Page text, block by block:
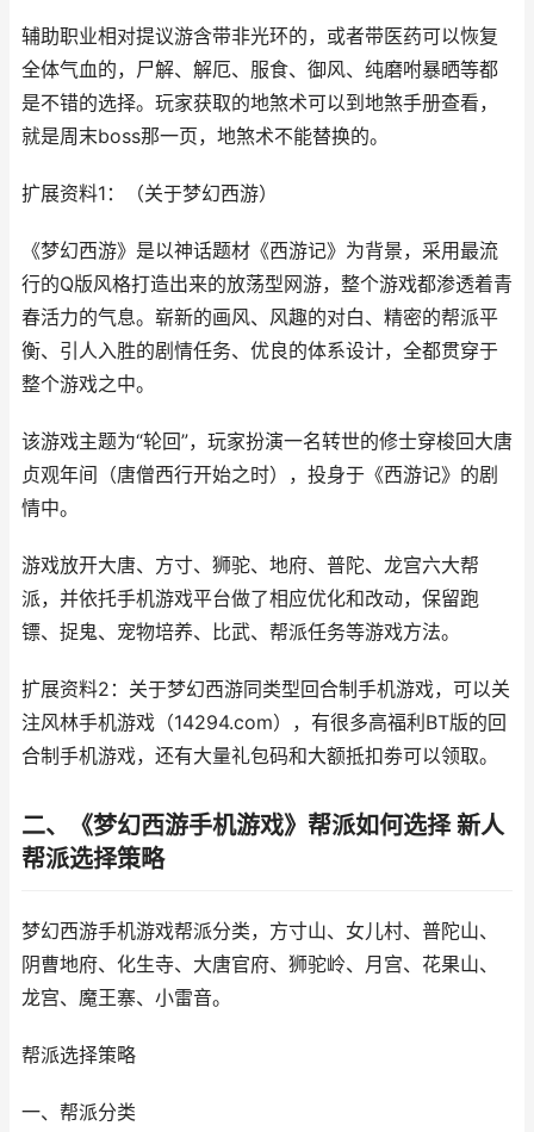
辅助职业相对提议游含带非光环的，或者带医药可以恢复
全体气血的，尸解、解厄、服食、御风、纯磨咐暴晒等都
是不错的选择。玩家获取的地煞术可以到地煞手册查看，
就是周末boss那一页，地煞术不能替换的。
扩展资料1：（关于梦幻西游）
《梦幻西游》是以神话题材《西游记》为背景，采用最流
行的Q版风格打造出来的放荡型网游，整个游戏都渗透着青
春活力的气息。崭新的画风、风趣的对白、精密的帮派平
衡、引人入胜的剧情任务、优良的体系设计，全都贯穿于
整个游戏之中。
该游戏主题为“轮回”，玩家扮演一名转世的修士穿梭回大唐
贞观年间（唐僧西行开始之时），投身于《西游记》的剧
情中。
游戏放开大唐、方寸、狮驼、地府、普陀、龙宫六大帮
派，并依托手机游戏平台做了相应优化和改动，保留跑
镖、捉鬼、宠物培养、比武、帮派任务等游戏方法。
扩展资料2：关于梦幻西游同类型回合制手机游戏，可以关
注风林手机游戏（14294.com），有很多高福利BT版的回
合制手机游戏，还有大量礼包码和大额抵扣劵可以领取。
二、《梦幻西游手机游戏》帮派如何选择 新人
帮派选择策略
梦幻西游手机游戏帮派分类，方寸山、女儿村、普陀山、
阴曹地府、化生寺、大唐官府、狮驼岭、月宫、花果山、
龙宫、魔王寨、小雷音。
帮派选择策略
一、帮派分类